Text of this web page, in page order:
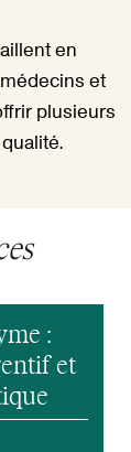
en
et
plusieurs
:
et